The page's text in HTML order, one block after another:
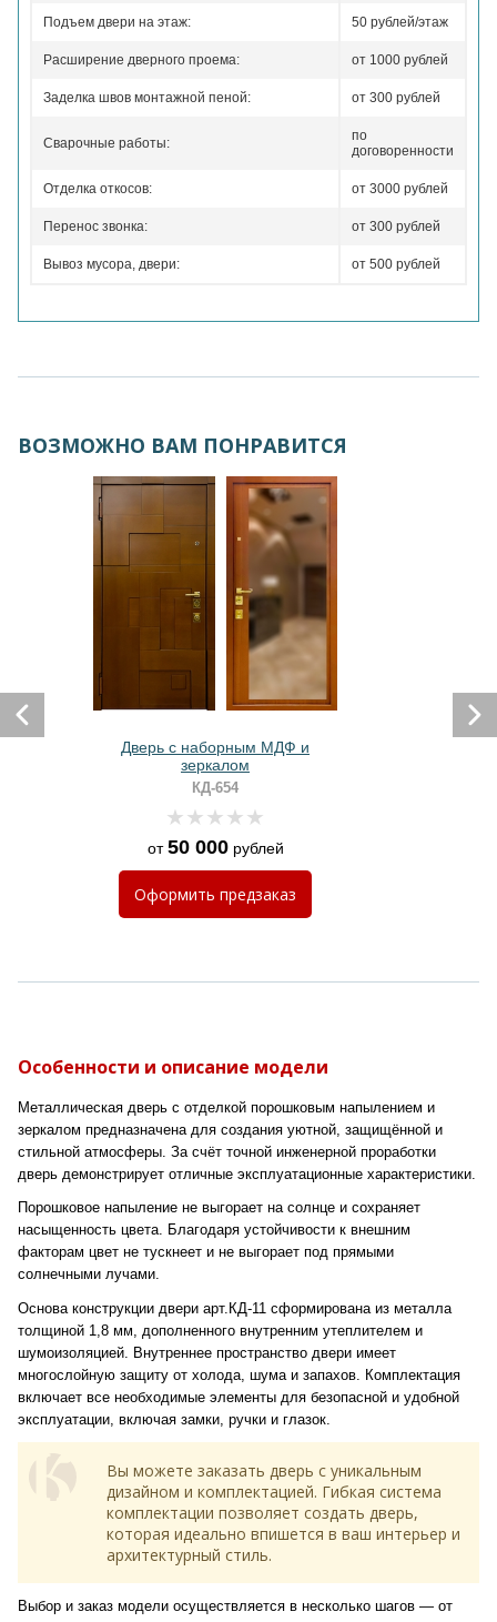
Подъем двери на этаж: 50 рублей/этаж
Расширение дверного проема: от 1000 рублей
Заделка швов монтажной пеной: от 300 рублей
Сварочные работы:
по
договоренности
Отделка откосов: от 3000 рублей
Перенос звонка: от 300 рублей
Вывоз мусора, двери: от 500 рублей
ВОЗМОЖНО ВАМ ПОНРАВИТСЯ
Дверь с наборным МДФ и
зеркалом
КД-654
от50 000рублей
Оформить предзаказ
Особенности и описание модели
Металлическая дверь с отделкой порошковым напылением и
зеркалом предназначена для создания уютной, защищённой и
стильной атмосферы. За счёт точной инженерной проработки
дверь демонстрирует отличные эксплуатационные характеристики.
Порошковое напыление не выгорает на солнце и сохраняет
насыщенность цвета. Благодаря устойчивости к внешним
факторам цвет не тускнеет и не выгорает под прямыми
солнечными лучами.
Основа конструкции двери арт.КД-11 сформирована из металла
толщиной 1,8 мм, дополненного внутренним утеплителем и
шумоизоляцией. Внутреннее пространство двери имеет
многослойную защиту от холода, шума и запахов. Комплектация
включает все необходимые элементы для безопасной и удобной
эксплуатации, включая замки, ручки и глазок.
Вы можете заказать дверь с уникальным
дизайном и комплектацией. Гибкая система
комплектации позволяет создать дверь,
которая идеально впишется в ваш интерьер и
архитектурный стиль.
Выбор и заказ модели осуществляется в несколько шагов — от